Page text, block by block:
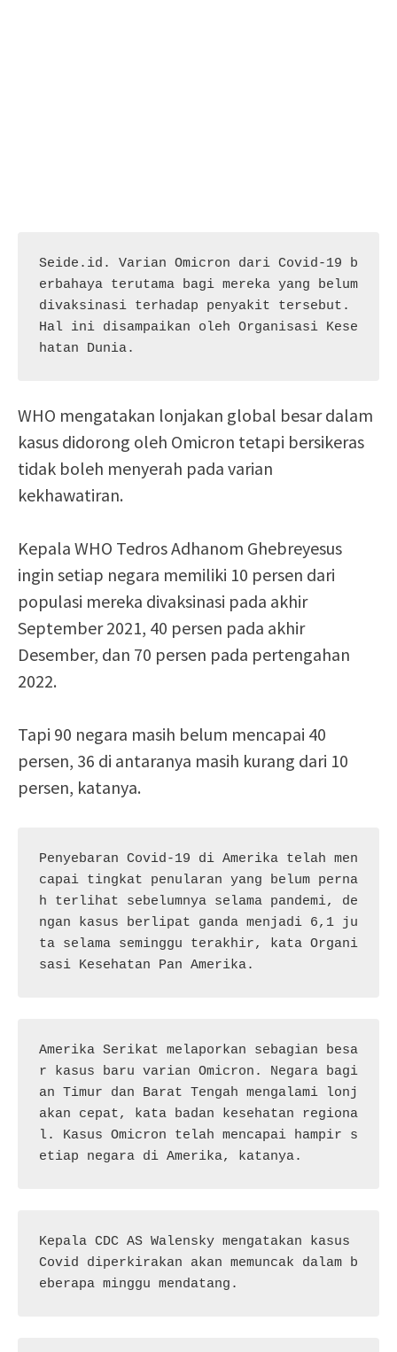
Seide.id. Varian Omicron dari Covid-19 b
erbahaya terutama bagi mereka yang belum
divaksinasi terhadap penyakit tersebut.
Hal ini disampaikan oleh Organisasi Kese
hatan Dunia.
WHO mengatakan lonjakan global besar dalam
kasus didorong oleh Omicron tetapi bersikeras
tidak boleh menyerah pada varian
kekhawatiran.
Kepala WHO Tedros Adhanom Ghebreyesus
ingin setiap negara memiliki 10 persen dari
populasi mereka divaksinasi pada akhir
September 2021, 40 persen pada akhir
Desember, dan 70 persen pada pertengahan
2022.
Tapi 90 negara masih belum mencapai 40
persen, 36 di antaranya masih kurang dari 10
persen, katanya.
Penyebaran Covid-19 di Amerika telah men
capai tingkat penularan yang belum perna
h terlihat sebelumnya selama pandemi, de
ngan kasus berlipat ganda menjadi 6,1 ju
ta selama seminggu terakhir, kata Organi
sasi Kesehatan Pan Amerika.
Amerika Serikat melaporkan sebagian besa
r kasus baru varian Omicron. Negara bagi
an Timur dan Barat Tengah mengalami lonj
akan cepat, kata badan kesehatan regiona
l. Kasus Omicron telah mencapai hampir s
etiap negara di Amerika, katanya.
Kepala CDC AS Walensky mengatakan kasus
Covid diperkirakan akan memuncak dalam b
eberapa minggu mendatang.